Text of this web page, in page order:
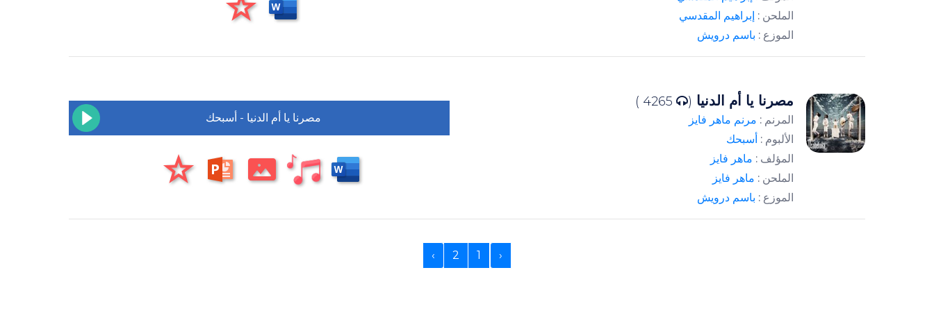
الملحن : إبراهيم المقدسي
الموزع : باسم درويش
مصرنا يا أم الدنيا (
المرنم : مرنم ماهر فايز
الألبوم : أسبحك
المؤلف : ماهر فايز
الملحن : ماهر فايز
الموزع : باسم درويش
مصرنا يا أم الدنيا - أسبحك
‹
1
2
›